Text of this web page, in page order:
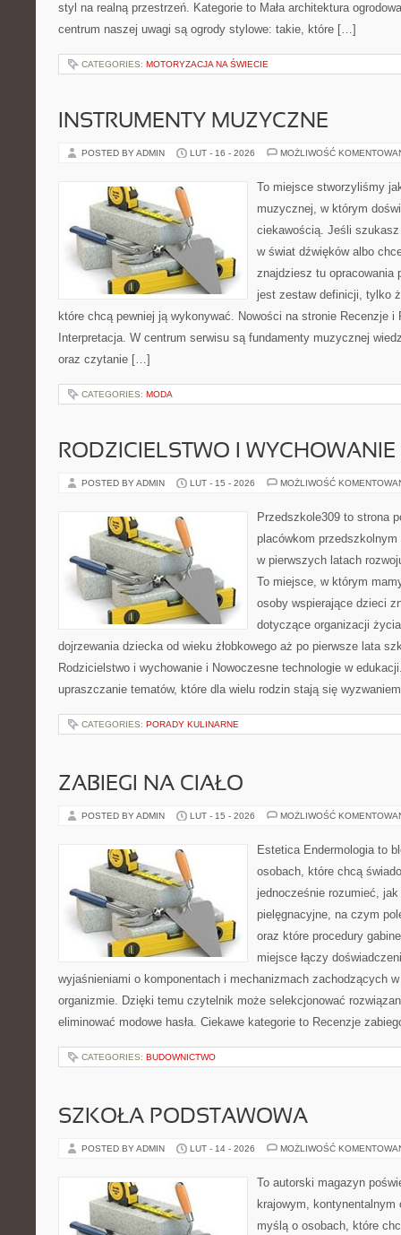
styl na realną przestrzeń. Kategorie to Mała architektura
centrum naszej uwagi są ogrody stylowe: takie, które […]
CATEGORIES: MOTORYZACJA NA ŚWIECIE
INSTRUMENTY MUZYCZNE
POSTED BY ADMIN LUT - 16 - 2026 MOŻLIWOŚĆ
To miejsce stworzyliśmy
muzycznej, w którym
ciekawością. Jeśli
w świat dźwięków albo
znajdziesz tu opracowania
jest zestaw definicji, tylko
które chcą pewniej ją wykonywać. Nowości na stronie Recenzje i
Interpretacja. W centrum serwisu są fundamenty muzycznej
oraz czytanie […]
CATEGORIES: MODA
RODZICIELSTWO I WYCHOWANIE
POSTED BY ADMIN LUT - 15 - 2026 MOŻLIWOŚĆ
Przedszkole309 to strona
placówkom
w pierwszych latach
To miejsce, w którym
osoby wspierające dzieci
dotyczące organizacji
dojrzewania dziecka od wieku żłobkowego aż po pierwsze lata
Rodzicielstwo i wychowanie i Nowoczesne technologie w
upraszczanie tematów, które dla wielu rodzin stają się
CATEGORIES: PORADY KULINARNE
ZABIEGI NA CIAŁO
POSTED BY ADMIN LUT - 15 - 2026 MOŻLIWOŚĆ
Estetica Endermologia to
osobach, które chcą
jednocześnie rozumieć, jak
pielęgnacyjne, na czym
oraz które procedury
miejsce łączy
wyjaśnieniami o komponentach i mechanizmach zachodzących
organizmie. Dzięki temu czytelnik może selekcjonować
eliminować modowe hasła. Ciekawe kategorie to Recenzje
CATEGORIES: BUDOWNICTWO
SZKOŁA PODSTAWOWA
POSTED BY ADMIN LUT - 14 - 2026 MOŻLIWOŚĆ
To autorski magazyn
krajowym, kontynentalnym
myślą o osobach, które